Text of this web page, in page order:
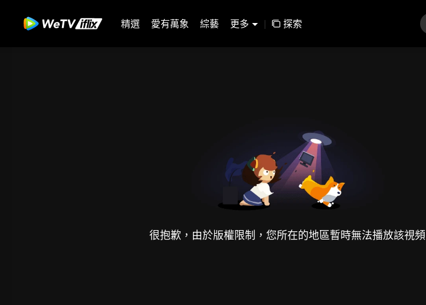
精選 愛有萬象 綜藝 更多 | 探索
很抱歉，由於版權限制，您所在的地區暫時無法播放該視頻